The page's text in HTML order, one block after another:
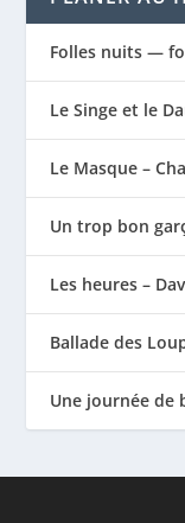
Folles nuits —
Le Singe et le
Le Masque –
Un trop bon
Les heures –
Ballade des
Une journée de